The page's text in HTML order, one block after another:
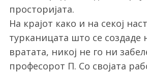
просторијата.
На крајот како и на секој
турканицата што се создаде
вратата, никој не го ни
професорот П. Со својата